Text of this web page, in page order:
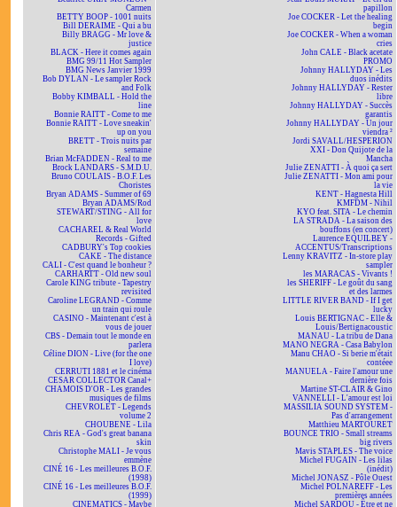
Carmen
BETTY BOOP - 1001 nuits
Bill DERAIME - Qui a bu
Billy BRAGG - Mr love &
justice
BLACK - Here it comes again
BMG 99/11 Hot Sampler
BMG News Janvier 1999
Bob DYLAN - Le sampler Rock
and Folk
Bobby KIMBALL - Hold the
line
Bonnie RAITT - Come to me
Bonnie RAITT - Love sneakin'
up on you
BRETT - Trois nuits par
semaine
Brian McFADDEN - Real to me
Brock LANDARS - S.M.D.U.
Bruno COULAIS - B.O.F. Les
Choristes
Bryan ADAMS - Summer of 69
Bryan ADAMS/Rod
STEWART/STING - All for
love
CACHAREL & Real World
Records - Gifted
CADBURY's Top cookies
CAKE - The distance
CALI - C'est quand le bonheur ?
CARHARTT - Old new soul
Carole KING tribute - Tapestry
revisited
Caroline LEGRAND - Comme
un train qui roule
CASINO - Maintenant c'est à
vous de jouer
CBS - Demain tout le monde en
parlera
Céline DION - Live (for the one
I love)
CERRUTI 1881 et le cinéma
CESAR COLLECTOR Canal+
CHAMOIS D'OR - Les grandes
musiques de films
CHEVROLET - Legends
volume 2
CHOUBENE - Lila
Chris REA - God's great banana
skin
Christophe MALI - Je vous
emmène
CINÉ 16 - Les meilleures B.O.F.
(1998)
CINÉ 16 - Les meilleures B.O.F.
(1999)
CINEMATICS - Maybe
papillon
Joe COCKER - Let the healing
begin
Joe COCKER - When a woman
cries
John CALE - Black acetate
PROMO
Johnny HALLYDAY - Les
duos inédits
Johnny HALLYDAY - Rester
libre
Johnny HALLYDAY - Succès
garantis
Johnny HALLYDAY - Un jour
viendra ²
Jordi SAVALL/HESPERION
XXI - Don Quijote de la
Mancha
Julie ZENATTI - À quoi ça sert
Julie ZENATTI - Mon ami pour
la vie
KENT - Hagnesta Hill
KMFDM - Nihil
KYO feat. SITA - Le chemin
LA STRADA - La saison des
bouffons (en concert)
Laurence EQUILBEY -
ACCENTUS/Transcriptions
Lenny KRAVITZ - In-store play
sampler
les MARACAS - Vivants !
les SHERIFF - Le goût du sang
et des larmes
LITTLE RIVER BAND - If I get
lucky
Louis BERTIGNAC - Elle &
Louis/Bertignacoustic
MANAU - La tribu de Dana
MANO NEGRA - Casa Babylon
Manu CHAO - Si berie m'était
contéee
MANUELA - Faire l'amour une
dernière fois
Martine ST-CLAIR & Gino
VANNELLI - L'amour est loi
MASSILIA SOUND SYSTEM -
Pas d'arrangement
Matthieu MARTOURET
BOUNCE TRIO - Small streams
big rivers
Mavis STAPLES - The voice
Michel FUGAIN - Les lilas
(inédit)
Michel JONASZ - Pôle Ouest
Michel POLNAREFF - Les
premières années
Michel SARDOU - Être et ne